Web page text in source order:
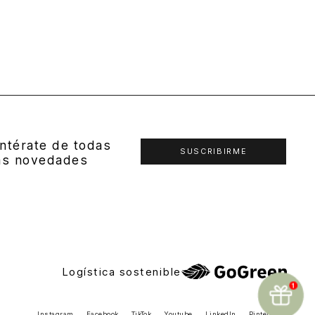
de todas
novedades
SUSCRIBIRME
Logística sostenible